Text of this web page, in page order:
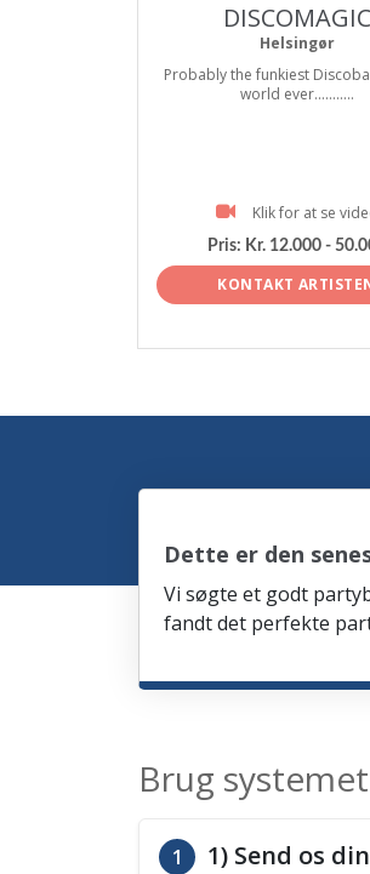
DISCOMAGIC
Helsingør
Probably the funkiest
world ever...........
Klik for at se
Pris: Kr. 12.000 -
KONTAKT
Dette er den
Vi søgte et godt
fandt det perfekte
Brug
1
1) Send os